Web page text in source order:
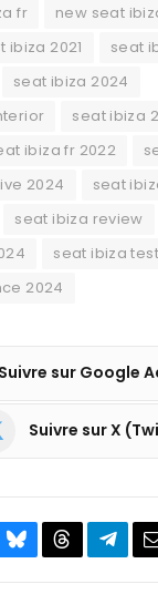
fr new seat
ibiza 2021
seat
seat ibiza 2024
seat ibiza
ibiza fr 2022
2024
seat
seat ibiza review
seat ibiza test
2024
Suivre sur Google
Suivre sur X
BlueskyThreads